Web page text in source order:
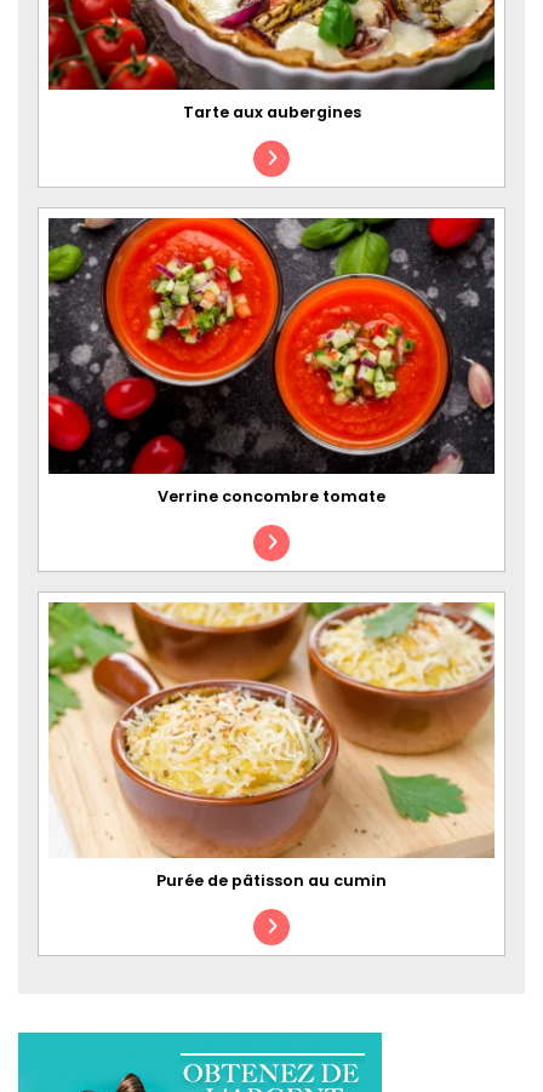
Tarte aux aubergines
Verrine concombre tomate
Purée de pâtisson au cumin